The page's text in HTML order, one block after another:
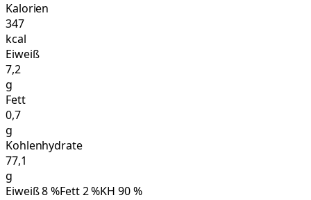
Kalorien
347
kcal
Eiweiß
7,2
g
Fett
0,7
g
Kohlenhydrate
77,1
g
Eiweiß8%Fett2%KH90%